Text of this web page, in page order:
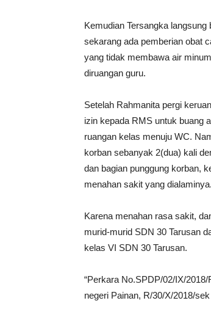
Kemudian Tersangka
sekarang ada pemberian obat
yang tidak membawa air
diruangan guru.
Setelah Rahmanita pergi
izin kepada RMS untuk buang
ruangan kelas menuju WC.
korban sebanyak 2(dua) kali
dan bagian punggung korban,
menahan sakit yang dialaminya.
Karena menahan rasa sakit,
murid-murid SDN 30 Tarusan
kelas VI SDN 30 Tarusan.
“Perkara No.SPDP/02/IX/
negeri Painan, R/30/X/2018/